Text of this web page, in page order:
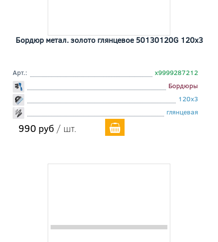
Бордюр метал. золото глянцевое 50130120G 120x3
Арт.:
х9999287212
Бордюры
120x3
глянцевая
990 руб / шт.